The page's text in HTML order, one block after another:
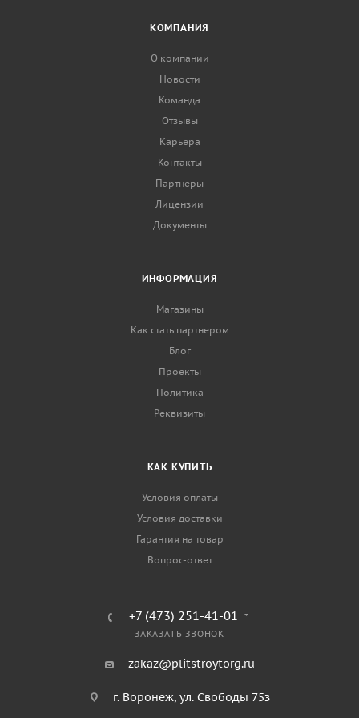
КОМПАНИЯ
О компании
Новости
Команда
Отзывы
Карьера
Контакты
Партнеры
Лицензии
Документы
ИНФОРМАЦИЯ
Магазины
Как стать партнером
Блог
Проекты
Политика
Реквизиты
КАК КУПИТЬ
Условия оплаты
Условия доставки
Гарантия на товар
Вопрос-ответ
+7 (473) 251-41-01
ЗАКАЗАТЬ ЗВОНОК
zakaz@plitstroytorg.ru
г. Воронеж, ул. Свободы 75з